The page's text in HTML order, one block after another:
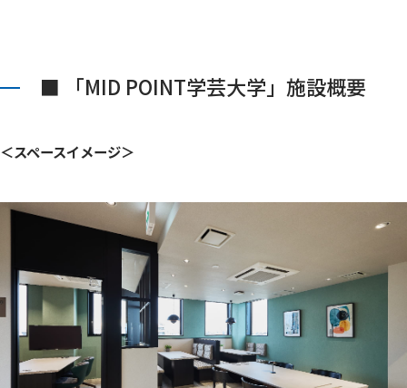
■ 「MID POINT学芸大学」施設概要
＜スペースイメージ＞